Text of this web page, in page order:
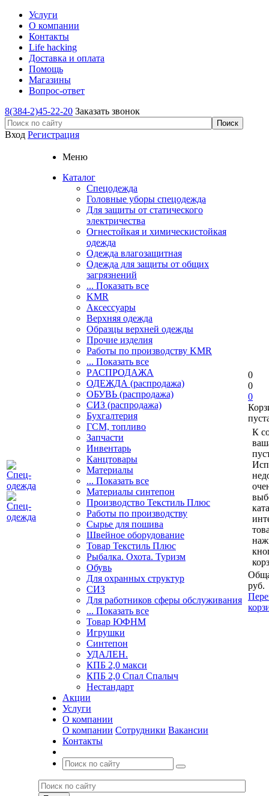
Услуги
О компании
Контакты
Life hacking
Доставка и оплата
Помощь
Магазины
Вопрос-ответ
8(384-2)45-22-20 Заказать звонок
Вход Регистрация
Меню
Каталог
Спецодежда
Головные уборы спецодежда
Для защиты от статического
электричества
Огнестойкая и химическистойкая
одежда
Одежда влагозащитная
Одежда для защиты от общих
загрязнений
... Показать все
KMR
Аксессуары
Верхняя одежда
Образцы верхней одежды
Прочие изделия
Работы по производству KMR
... Показать все
PАСПРОДАЖА
ОДЕЖДА (распродажа)
ОБУВЬ (распродажа)
СИЗ (распродажа)
Бухгалтерия
ГСМ, топливо
Запчасти
Инвентарь
Канцтовары
Материалы
... Показать все
Материалы синтепон
Производство Текстиль Плюс
Работы по производству
Сырье для пошива
Швейное оборудование
Товар Текстиль Плюс
Рыбалка. Охота. Туризм
Обувь
Для охранных структур
СИЗ
Для работников сферы обслуживания
... Показать все
Товар ЮФНМ
Игрушки
Синтепон
УДАЛЕН.
КПБ 2,0 макси
КПБ 2,0 Спал Спалыч
Нестандарт
Акции
Услуги
О компании
О компании Сотрудники Вакансии
Контакты
0
0
0
К
руб.